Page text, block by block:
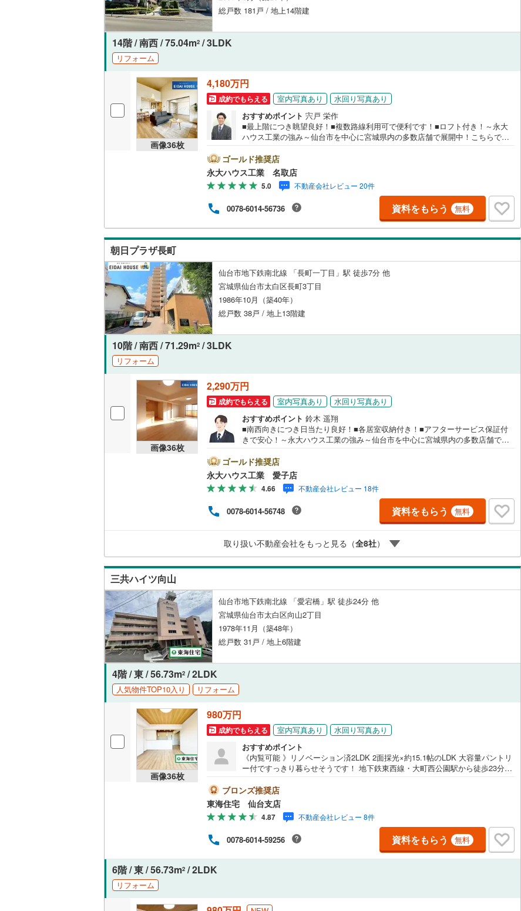
総戸数 181戸 / 地上14階建
14階 / 南西 / 75.04m2 / 3LDK
リフォーム
画像36枚
4,180万円
成約でもらえる 室内写真あり
水回り写真あり
おすすめポイント 宍戸 栄作
■最上階につき眺望良好！■複数路線利用可で便利です！■ロフト付き！～永大
ハウス工業の強み～仙台市を中心に宮城県内の多数店舗で展開中！こちらでは
ョン・土地…と種別を問わず不動産を取り扱っております。さらに教育施設や
商業施設、子育て環境や行政などの地域情報を総合し、お客様により良い物件
選びをしていただけるよう、しっかりとサポートさせていただきます。2.＜経
験豊富なスタッフ＞当社では【購入】【売却】【引っ越し】【リフォーム】な
ど住宅に関する様々なご相談はもちろん、ご購入時に気になる住宅ローンや各
種税金についても、誠心誠意ご説明させていただきます。各店舗ではキッズス
ペースも完備！お子様連れのご家族皆様で、ぜひお越しください。営業時間:10:
00～18:00（定休日:火・水曜日 ※店舗により変動あり）現地のご案内も可能で
すので、どうぞお気軽にお問い合わせください！
ゴールド推奨店
永大ハウス工業 名取店
5.0 不動産会社レビュー 20件
0078-6014-56736 資料をもらう 無料
朝日プラザ長町
仙台市地下鉄南北線 「長町一丁目」駅 徒歩7分 他
宮城県仙台市太白区長町3丁目
1986年10月（築40年）
総戸数 38戸 / 地上13階建
10階 / 南西 / 71.29m2 / 3LDK
リフォーム
画像36枚
2,290万円
成約でもらえる 室内写真あり
水回り写真あり
おすすめポイント 鈴木 遥翔
■南西向きにつき日当たり良好！■各居室収納付き！■アフターサービス保証付
きで安心！～永大ハウス工業の強み～仙台市を中心に宮城県内の多数店舗で展
識＞戸建・マンション・土地...と種別を問わず不動産を取り扱っております。
更に教育施設や商業施設、子育て環境や行政などの地域情報を総合し、お客様
により良い物件選びをして頂けるよう、しっかりとサポートさせて頂きます。
2.＜経験豊富なスタッフ＞当社では【購入】【売却】【引っ越し】【リフォー
ム】など住宅に関する様々なご質問はもちろん、ご購入時に気になる住宅ロー
ン各種税金についても、誠心誠意ご説明させて頂きます。各店舗ではキッズス
ペースも完備！お子様連れのご家族様で是非お越しください。営業時間:10:00
で、どうぞお気軽にお問い合わせください！
ゴールド推奨店
永大ハウス工業 愛子店
4.66 不動産会社レビュー 18件
0078-6014-56748 資料をもらう 無料
取り扱い不動産会社をもっと見る（全8社）
三共ハイツ向山
仙台市地下鉄南北線 「愛宕橋」駅 徒歩24分 他
宮城県仙台市太白区向山2丁目
1978年11月（築48年）
総戸数 31戸 / 地上6階建
4階 / 東 / 56.73m2 / 2LDK
人気物件TOP10入り リフォーム
画像36枚
980万円
成約でもらえる 室内写真あり
水回り写真あり
おすすめポイント
《内覧可能 》リノベーション済2LDK 2面採光×約15.1帖のLDK 大容量パントリ
ー付ですっきり暮らせそうです！ 地下鉄東西線・大町西公園駅から徒歩23分
025年8月にリノベーション完了！水回りや床・壁まで一新！ キッチン横にはパ
ントリー付。食品や保存食など沢山収納可能！ 2面採光×約15.1帖のLDK 【仙台
支店について 】 広々キッズスペース＆おもちゃ充実 彡 駐車場、授乳室、オム
ツ交換台、ベビーベッド完備！ お子様のいるご家族も安心してお越しください
【所要時間の目安】■現地物件見学（60分～）■物件探しのご相談（30分～）■
資金計画のご相談（45分～）≫他社さま掲載の物件もご案内可能 ※お客様のご
ブロンズ推奨店
東海住宅 仙台支店
4.87 不動産会社レビュー 8件
0078-6014-59256 資料をもらう 無料
6階 / 東 / 56.73m2 / 2LDK
リフォーム